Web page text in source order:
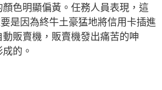
色明顯偏黃。任務人員表現，這
是因為終牛土豪猛地將信用卡插進
販賣機，販賣機發出痛苦的呻
的。